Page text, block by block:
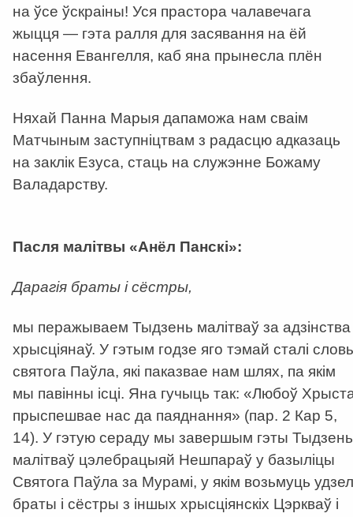
на ўсе ўскраіны! Уся прастора чалавечага
жыцця — гэта ралля для засявання на ёй
насення Евангелля, каб яна прынесла плён
збаўлення.
Няхай Панна Марыя дапаможа нам сваім
Матчыным заступніцтвам з радасцю адказаць
на заклік Езуса, стаць на служэнне Божаму
Валадарству.
Пасля малітвы «Анёл Панскі»:
Дарагія браты і сёстры,
мы перажываем Тыдзень малітваў за адзінства
хрысціянаў. У гэтым годзе яго тэмай сталі
святога Паўла, які паказвае нам шлях, па якім
мы павінны ісці. Яна гучыць так: «Любоў
прыспешвае нас да паяднання» (пар. 2 Кар 5,
14). У гэтую сераду мы завершым гэты Тыдзень
малітваў цэлебрацыяй Нешпараў у базыліцы
Святога Паўла за Мурамі, у якім возьмуць удзел
браты і сёстры з іншых хрысціянскіх Цэркваў і